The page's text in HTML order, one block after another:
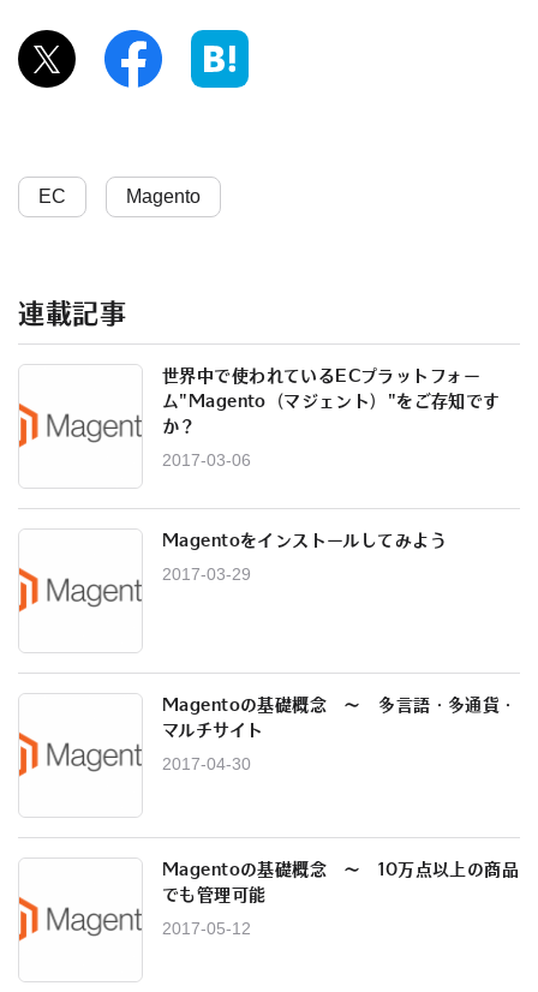
EC Magento
連載記事
世界中で使われているECプラットフォー
ム"Magento（マジェント）"をご存知です
か？
2017-03-06
Magentoをインストールしてみよう
2017-03-29
Magentoの基礎概念 ～ 多言語・多通貨・
マルチサイト
2017-04-30
Magentoの基礎概念 〜 10万点以上の商品
でも管理可能
2017-05-12